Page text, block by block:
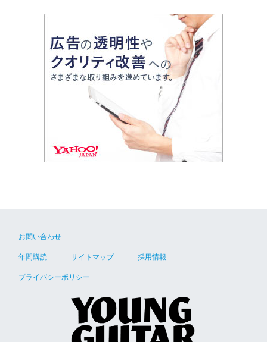
お問い合わせ
年間購読 サイトマップ 採用情報
プライバシーポリシー